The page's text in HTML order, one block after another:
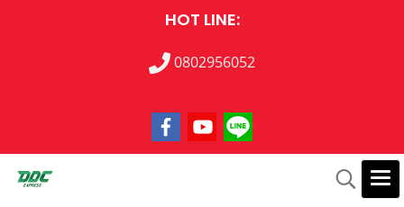
HOT LINE:
0802956052